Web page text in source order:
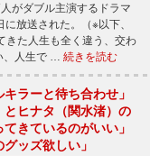
がダブル主演するドラマ
放送された。（※以下、
た人生も全く違う、交わ
、人生で … 続きを読む
キラーと待ち合わせ」
とヒナタ（関水渚）の
きているのがいい」
グッズ欲しい」